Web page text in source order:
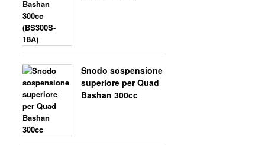
Snodo sospensione
superiore per Quad
Bashan 300cc